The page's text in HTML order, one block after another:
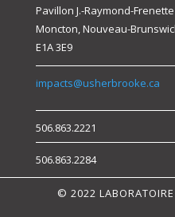
Pavillon J.-Raymond-Frenette
Moncton, Nouveau-
E1A 3E9
impacts@usherbrooke.ca
506.863.2221
506.863.2284
© 2022